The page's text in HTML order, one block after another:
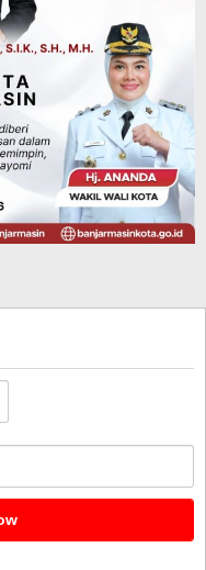
Cempaka
Lebih Belum